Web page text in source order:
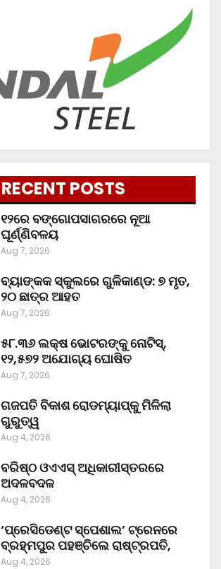
RECENT POSTS
୧୨ରେ ବଙ୍ଗୋପସାଗରରେ ନୂଆ
ଘୂର୍ଣ୍ଣିବଳୟ
Aug 7, 2026
ବ୍ୟାଙ୍କକ ସ୍କୁଲରେ ଗୁଳିକାଣ୍ଡ: ୭ ମୃତ,
୨୦ ଛାତ୍ର ଆହତ
Aug 7, 2026
୫୮.୩୬ ଲକ୍ଷ ଭୋଟରଙ୍କୁ ନୋଟିସ୍‌,
୧୨,୫୭୨ ଅଯୋଗ୍ୟ ଘୋଷିତ
Aug 7, 2026
ଗଜପତି ବିକାଶ ରୋଡମ୍ୟାପ୍‌କୁ ମିଳିଲା
ଗୁରୁତ୍ୱ
Aug 4, 2026
ବରିଷ୍ଠ ଓଏଏସ୍‌ ଅଧିକାରୀସ୍ତରରେ
ଅଦଳବଦଳ
Aug 4, 2026
‘ପ୍ରେସିଡେଣ୍ଟ ସ୍ପେଶାଲ’ ଟ୍ରେନରେ
ବ୍ରହ୍ମପୁର ପହଞ୍ଚିଲେ ରାଷ୍ଟ୍ରପତି,
Aug 4, 2026